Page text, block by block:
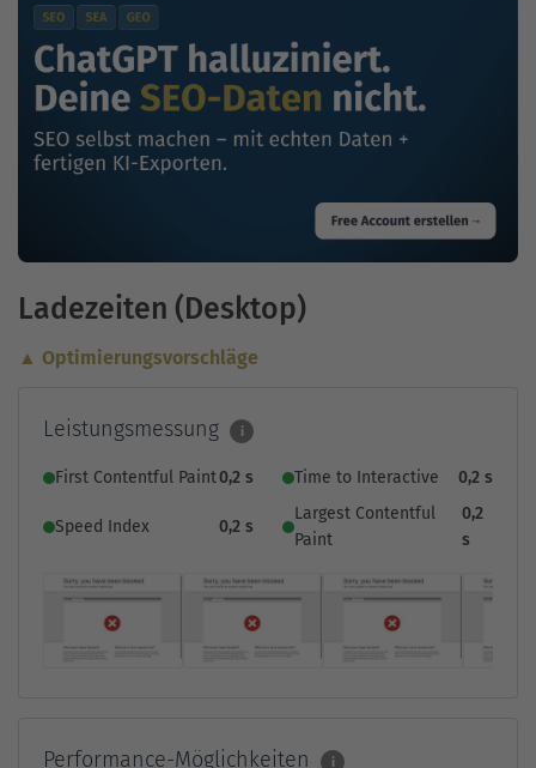
Ladezeiten (Desktop)
▲ Optimierungsvorschläge
Leistungsmessung i
First Contentful Paint0,2 s Time to Interactive 0,2 s
Speed Index 0,2 s
Largest Contentful
Paint
0,2
s
Performance-Möglichkeiten i